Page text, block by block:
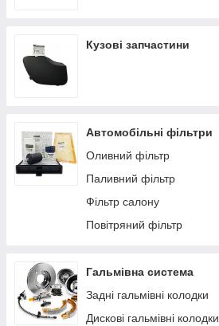
Кузові запчастини
Автомобільні фільтри
Оливний фільтр
Паливний фільтр
Фільтр салону
Повітряний фільтр
Гальмівна система
Задні гальмівні колодки
Дискові гальмівні колодки